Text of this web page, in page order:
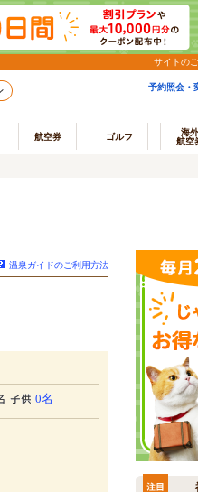
サイトの
予約照会・
航空券 ゴルフ
海外
航空
温泉ガイドのご利用方法
0名